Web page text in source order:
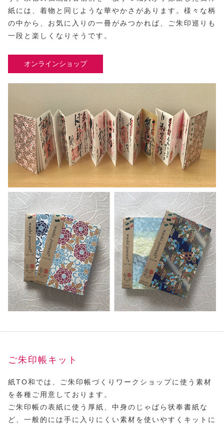
紙には、着物と同じような華やかさがあります。様々な柄
の中から、お気に入りの一冊がみつかれば、ご朱印巡りも
一段と楽しくなりそうです。
オンラインショップ
ご朱印帳キット
紙TO和では、ご朱印帳づくりワークショップに使う素材
を各種ご用意しております。
ご朱印帳の表紙に使う厚紙、中身のじゃばら状奉書紙な
ど、一般的には手に入りにくい素材を使いやすくキットに